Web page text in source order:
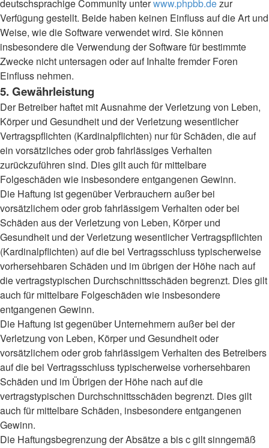
deutschsprachige Community unterwww.phpbb.dezur
Verfügung gestellt. Beide haben keinen Einfluss auf die Art und
Weise, wie die Software verwendet wird. Sie können
insbesondere die Verwendung der Software für bestimmte
Zwecke nicht untersagen oder auf Inhalte fremder Foren
Einfluss nehmen.
5. Gewährleistung
Der Betreiber haftet mit Ausnahme der Verletzung von Leben,
Körper und Gesundheit und der Verletzung wesentlicher
Vertragspflichten (Kardinalpflichten) nur für Schäden, die auf
ein vorsätzliches oder grob fahrlässiges Verhalten
zurückzuführen sind. Dies gilt auch für mittelbare
Folgeschäden wie insbesondere entgangenen Gewinn.
Die Haftung ist gegenüber Verbrauchern außer bei
vorsätzlichem oder grob fahrlässigem Verhalten oder bei
Schäden aus der Verletzung von Leben, Körper und
Gesundheit und der Verletzung wesentlicher Vertragspflichten
(Kardinalpflichten) auf die bei Vertragsschluss typischerweise
vorhersehbaren Schäden und im übrigen der Höhe nach auf
die vertragstypischen Durchschnittsschäden begrenzt. Dies gilt
auch für mittelbare Folgeschäden wie insbesondere
entgangenen Gewinn.
Die Haftung ist gegenüber Unternehmern außer bei der
Verletzung von Leben, Körper und Gesundheit oder
vorsätzlichem oder grob fahrlässigem Verhalten des Betreibers
auf die bei Vertragsschluss typischerweise vorhersehbaren
Schäden und im Übrigen der Höhe nach auf die
vertragstypischen Durchschnittsschäden begrenzt. Dies gilt
auch für mittelbare Schäden, insbesondere entgangenen
Gewinn.
Die Haftungsbegrenzung der Absätze a bis c gilt sinngemäß